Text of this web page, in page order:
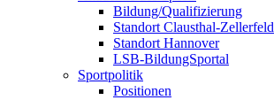
Bildung/Qualifizierung
Standort Clausthal-Zellerfeld
Standort Hannover
LSB-BildungSportal
Sportpolitik
Positionen